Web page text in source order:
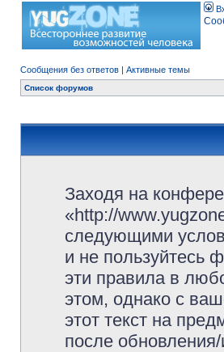
Сообщения без ответов | Активные темы
Список форумов
Заходя на
«http://
следующими
и не пользуйтесь
эти правила в
этом, однако с
этот текст на
после